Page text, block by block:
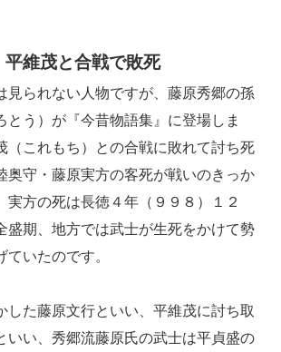
維茂と合戦で敗死
られない人物ですが、藤原秀郷の孫
とう）が『今昔物語集』に登場しま
（これもち）との合戦に敗れて討ち死
奥守・藤原実方の客死が戦いのきっか
実方の死は長徳４年（９９８）１２
盛期、地方では武士が生死をかけて勢
いたのです。
た藤原文行といい、平維茂に討ち取
いい、秀郷流藤原氏の武士は平貞盛の